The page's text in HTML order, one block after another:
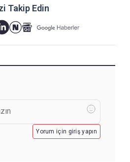
Takip Edin
Yorum için giriş yapın